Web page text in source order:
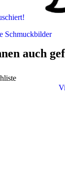
Schmuckbilder
auch